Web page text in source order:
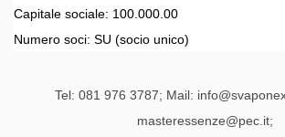
Capitale sociale: 100.000.00
Numero soci: SU (socio unico)
Tel: 081 976 3787; Mail:
masteressenze@pec.it;